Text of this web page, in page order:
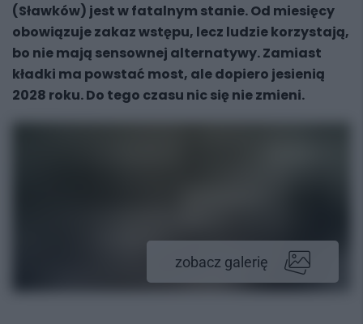
(Sławków) jest w fatalnym stanie. Od miesięcy
obowiązuje zakaz wstępu, lecz ludzie korzystają,
bo nie mają sensownej alternatywy. Zamiast
kładki ma powstać most, ale dopiero jesienią
2028 roku. Do tego czasu nic się nie zmieni.
zobacz galerię